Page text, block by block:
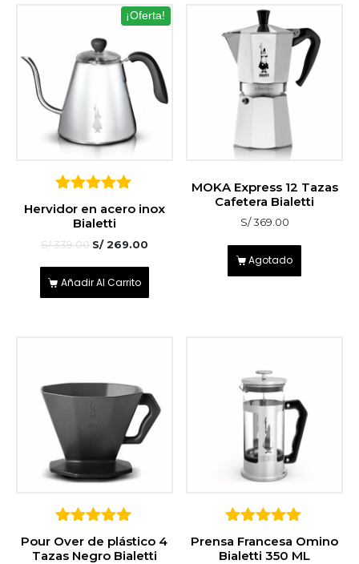
¡Oferta!
sobre 5
Hervidor en acero inox
Bialetti
S/339.00 S/269.00
Añadir Al Carrito
MOKA Express 12 Tazas
Cafetera Bialetti
S/369.00
Agotado
5
sobre 5
Pour Over de plástico 4
Tazas Negro Bialetti
sobre 5
Prensa Francesa Omino
Bialetti 350 ML